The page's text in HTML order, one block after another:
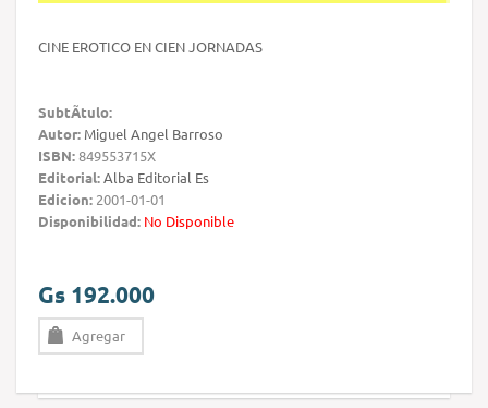
CINE EROTICO EN CIEN JORNADAS
SubtÃ­tulo:
Autor: Miguel Angel Barroso
ISBN:849553715X
Editorial:Alba Editorial Es
Edicion: 2001-01-01
Disponibilidad: No Disponible
Gs 192.000
Agregar